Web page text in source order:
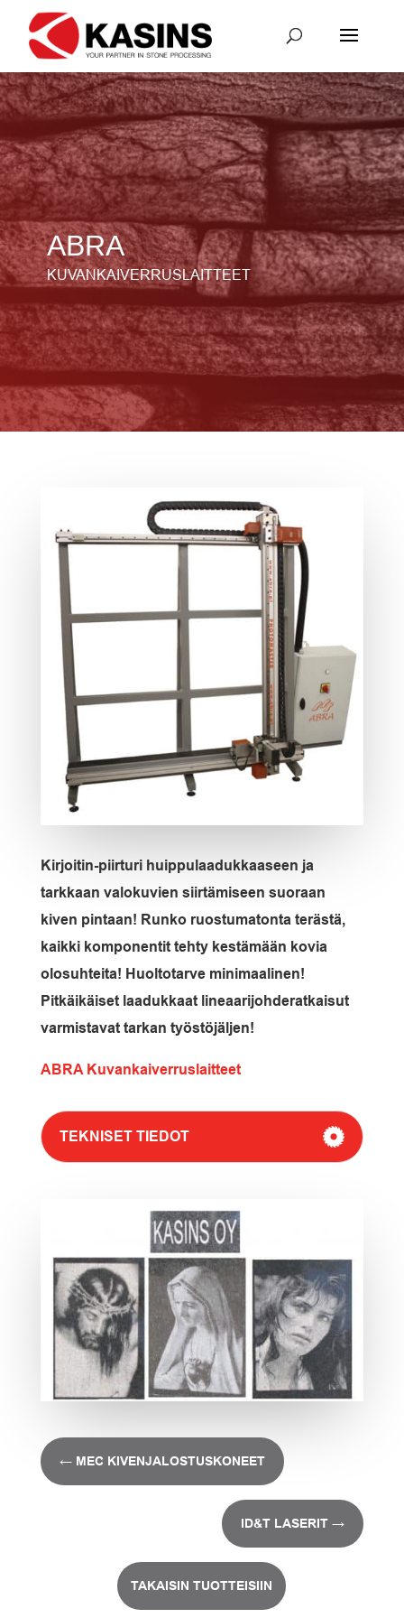
ABRA
KUVANKAIVERRUSLAITTEET
Kirjoitin-piirturi huippulaadukkaaseen ja
tarkkaan valokuvien siirtämiseen suoraan
kiven pintaan! Runko ruostumatonta terästä,
kaikki komponentit tehty kestämään kovia
olosuhteita! Huoltotarve minimaalinen!
Pitkäikäiset laadukkaat lineaarijohderatkaisut
varmistavat tarkan työstöjäljen!
ABRA Kuvankaiverruslaitteet
TEKNISET TIEDOT
← MEC KIVENJALOSTUSKONEET
ID&T LASERIT →
TAKAISIN TUOTTEISIIN